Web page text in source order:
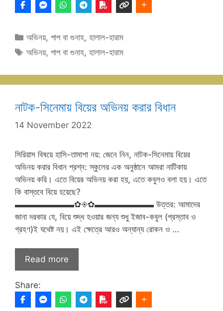
Categories
অভিনয়,পাপ বা গুনাহ,হালাল-হারাম
Tags
অভিনয়,পাপ বা গুনাহ,হালাল-হারাম
নাটক-সিনেমায় বিয়ের অভিনয় করার বিধান
14 November 2022
সিরিয়াস বিষয়ে হাসি-তামাশা নয়: জেনে নিন, নাটক-সিনেমায় বিয়ের
অভিনয় করার বিধান প্রশ্ন: স্কুলের এক অনুষ্ঠানে আমরা নাটিকায়
অভিনয় করি। এতে বিয়ের অভিনয় করা হয়, এতে কবুল‌ও বলা হয়। এতে
কি বাস্তবে বিয়ে হয়েছে?
▬▬▬▬▬▬▬✿◈✿▬▬▬▬▬▬▬ উত্তর: আমাদের
জানা দরকার যে, বিয়ে শুদ্ধ হওয়ার জন্য শুধু ইজাব-কবুল (প্রস্তাব ও
গ্রহণ)ই যথেষ্ট নয়। এই ক্ষেত্রে আরও অন্যান্য রোকন ও …
Read more
Share: